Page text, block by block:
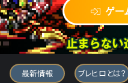
ゲー
ブレイブ フロ
最新情報 ブレヒロとは？